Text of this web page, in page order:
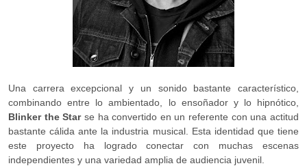
Una carrera excepcional y un sonido bastante característico,
combinando entre lo ambientado, lo ensoñador y lo hipnótico,
Blinker the Star se ha convertido en un referente con una actitud
bastante cálida ante la industria musical. Esta identidad que tiene
este proyecto ha logrado conectar con muchas escenas
independientes y una variedad amplia de audiencia juvenil.